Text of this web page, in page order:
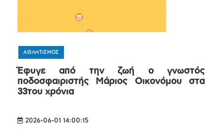
ΑΘΛΗΤΙΣΜΟΣ
Έφυγε από την ζωή ο γνωστός
ποδοσφαιριστής Μάριος Οικονόμου στα
33του χρόνια
2026-06-01 14:00:15